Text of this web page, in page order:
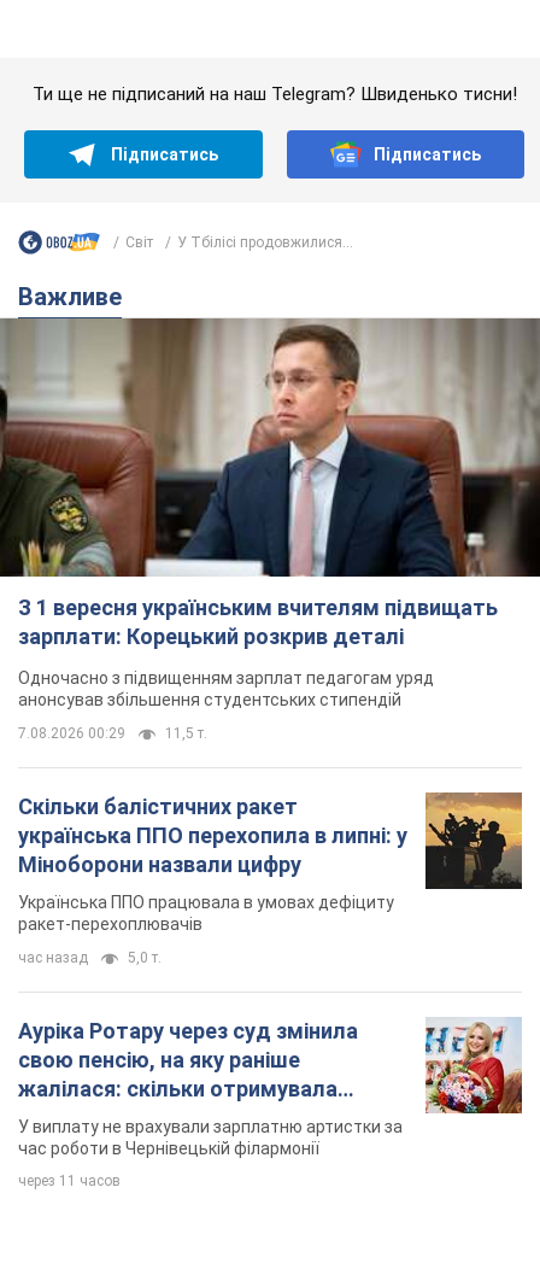
З 1 вересня українським вчителям підвищать
зарплати: Корецький розкрив деталі
Одночасно з підвищенням зарплат педагогам уряд
анонсував збільшення студентських стипендій
7.08.2026 00:29
Скільки балістичних ракет
українська ППО перехопила в липні: у
Міноборони назвали цифру
ракет-перехоплювачів
час назад 5,0 т.
Ауріка Ротару через суд змінила
свою пенсію, на яку раніше
жалілася: скільки отримувала
співачка
У виплату не врахували зарплатню артистки за
час роботи в Чернівецькій філармонії
через 11 часов